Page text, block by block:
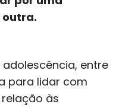
entre
para lidar com
às